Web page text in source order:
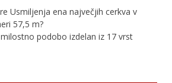
Usmiljenja ena največjih cerkva v
57,5 m?
podobo izdelan iz 17 vrst